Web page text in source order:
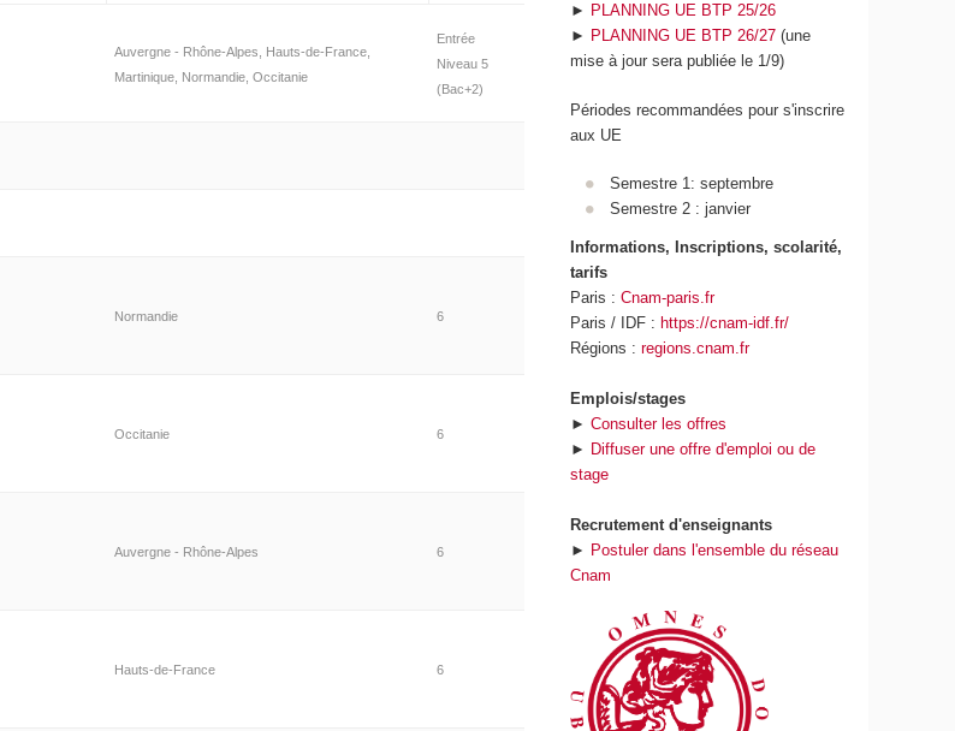
Auvergne - Rhône-Alpes, Hauts-de-France,
Martinique, Normandie, Occitanie
Entrée
Niveau 5
(Bac+2)
Normandie 6
Occitanie 6
Auvergne - Rhône-Alpes 6
Hauts-de-France 6
► PLANNING UE BTP 25/26
► PLANNING UE BTP 26/27 (une
mise à jour sera publiée le 1/9)
Périodes recommandées pour s'inscrire
aux UE
Semestre 1: septembre
Semestre 2 : janvier
Informations, Inscriptions, scolarité,
tarifs
Paris :Cnam-paris.fr
Paris / IDF :https://cnam-idf.fr/
Régions :regions.cnam.fr
Emplois/stages
►Consulter les offres
► Diffuser une offre d'emploi ou de
stage
Recrutement d'enseignants
► Postuler dans l'ensemble du réseau
Cnam